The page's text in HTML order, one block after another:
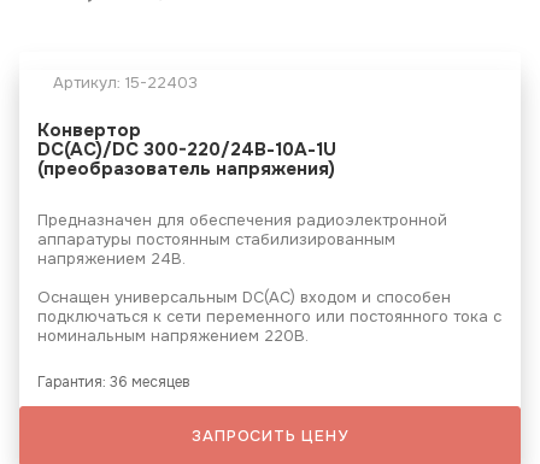
Артикул: 15-22403
Конвертор
DC(AC)/DC 300-220/24В-10А-1U
(преобразователь напряжения)
Предназначен для обеспечения радиоэлектронной
аппаратуры постоянным стабилизированным
напряжением 24В.
Оснащен универсальным DC(AC) входом и способен
подключаться к сети переменного или постоянного тока с
номинальным напряжением 220В.
Гарантия: 36 месяцев
ЗАПРОСИТЬ ЦЕНУ